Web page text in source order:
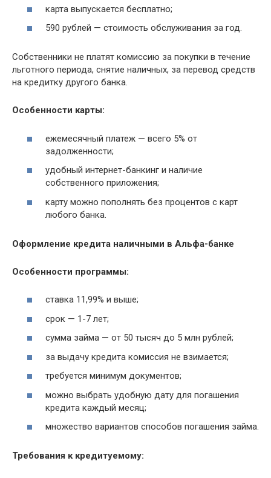
карта выпускается бесплатно;
590 рублей — стоимость обслуживания за год.
Собственники не платят комиссию за покупки в течение
льготного периода, снятие наличных, за перевод средств
на кредитку другого банка.
Особенности карты:
ежемесячный платеж — всего 5% от
задолженности;
удобный интернет-банкинг и наличие
собственного приложения;
карту можно пополнять без процентов с карт
любого банка.
Оформление кредита наличными в Альфа-банке
Особенности программы:
ставка 11,99% и выше;
срок — 1-7 лет;
сумма займа — от 50 тысяч до 5 млн рублей;
за выдачу кредита комиссия не взимается;
требуется минимум документов;
можно выбрать удобную дату для погашения
кредита каждый месяц;
множество вариантов способов погашения займа.
Требования к кредитуемому: